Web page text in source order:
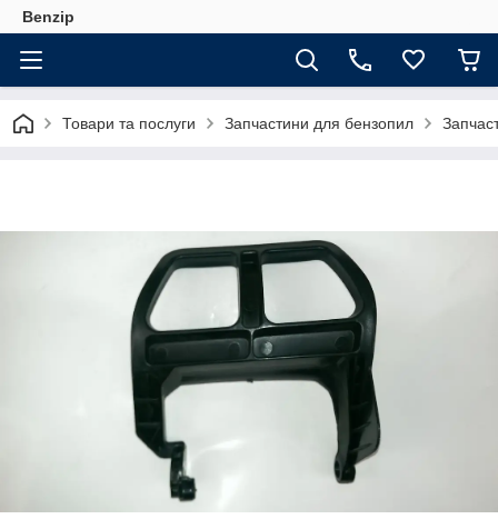
Benzip
Товари та послуги Запчастини для бензопил